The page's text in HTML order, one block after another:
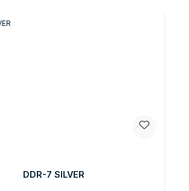
DDR-7 SILVER